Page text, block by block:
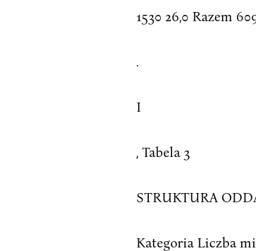
1530 26,0 Razem
I
, Tabela 3
STRUKTURA
Kategoria Liczba